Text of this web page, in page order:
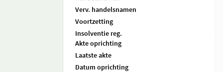
Verv. handelsnamen
Voortzetting
Insolventie reg.
Akte oprichting
Laatste akte
Datum oprichting